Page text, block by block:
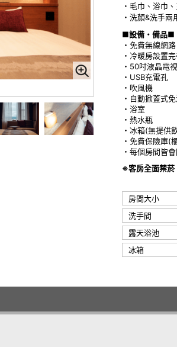
・毛巾、浴巾
・洗顏&洗手
■設備・備品■
・免費無線網路
・冷暖房設置
・50吋液晶電視
・USB充電孔
・吹風機
・自動掀蓋式
・浴室
・熱水瓶
・冰箱(無提供
・免費保險庫(
・每個房間皆
※客房全面禁菸
房間大小
洗手間
露天浴池
冰箱